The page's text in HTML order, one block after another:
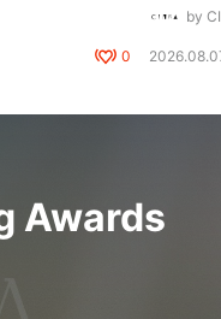
0
by
Awards